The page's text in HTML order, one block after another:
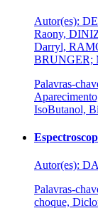
Autor(es):
Raony,
Darryl,
BRUNGER;
Palavras-
IsoButanol,
Autor(es):
Palavras-
choque,